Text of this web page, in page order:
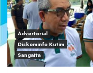
Advertorial
Diskominfo Kutim
Sangatta